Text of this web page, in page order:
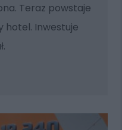
Teraz powstaje
hotel. Inwestuje